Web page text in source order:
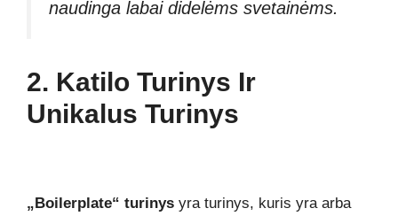
naudinga labai didelėms svetainėms.
2. Katilo Turinys Ir
Unikalus Turinys
„Boilerplate“ turinys yra turinys, kuris yra arba